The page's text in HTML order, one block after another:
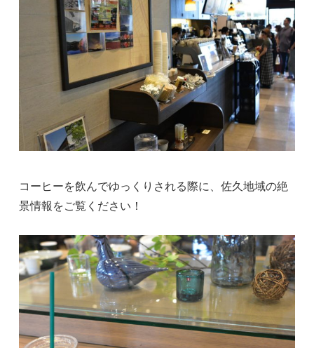
コーヒーを飲んでゆっくりされる際に、佐久地域の絶
景情報をご覧ください！